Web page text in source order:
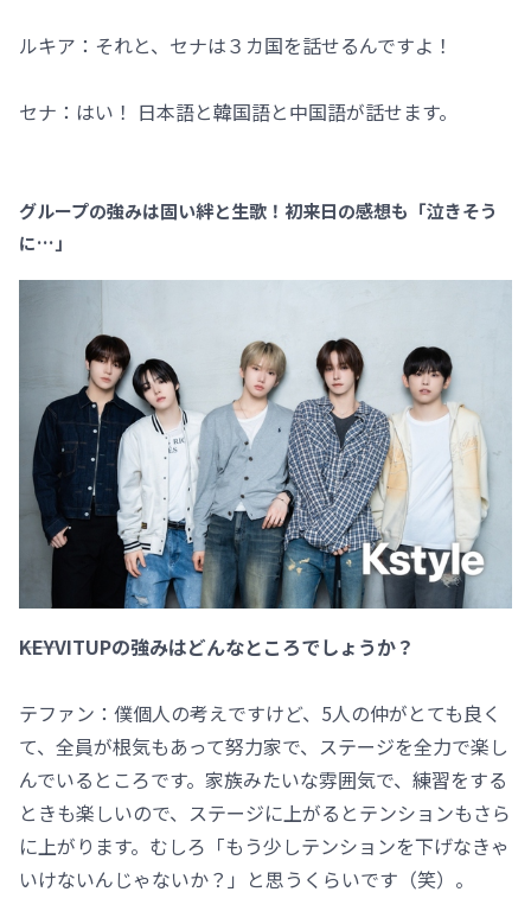
ルキア：それと、セナは３カ国を話せるんですよ！
セナ：はい！ 日本語と韓国語と中国語が話せます。
グループの強みは固い絆と生歌！初来日の感想も「泣きそう
に…」
――KEYVITUPの強みはどんなところでしょうか？
テファン：僕個人の考えですけど、5人の仲がとても良く
て、全員が根気もあって努力家で、ステージを全力で楽し
んでいるところです。家族みたいな雰囲気で、練習をする
ときも楽しいので、ステージに上がるとテンションもさら
に上がります。むしろ「もう少しテンションを下げなきゃ
いけないんじゃないか？」と思うくらいです（笑）。